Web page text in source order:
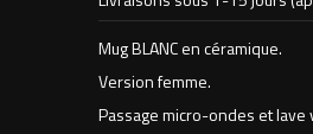
Mug BLANC en céramique.
Version femme.
Passage micro-ondes et lave